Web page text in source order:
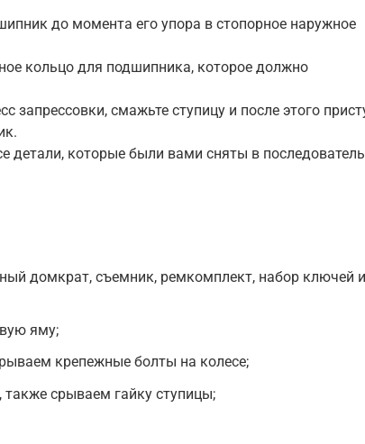
до момента его упора в стопорное наружное
кольцо для подшипника, которое должно
запрессовки, смажьте ступицу и после этого
детали, которые были вами сняты в
домкрат, съемник, ремкомплект, набор ключей и
яму;
крепежные болты на колесе;
срываем гайку ступицы;